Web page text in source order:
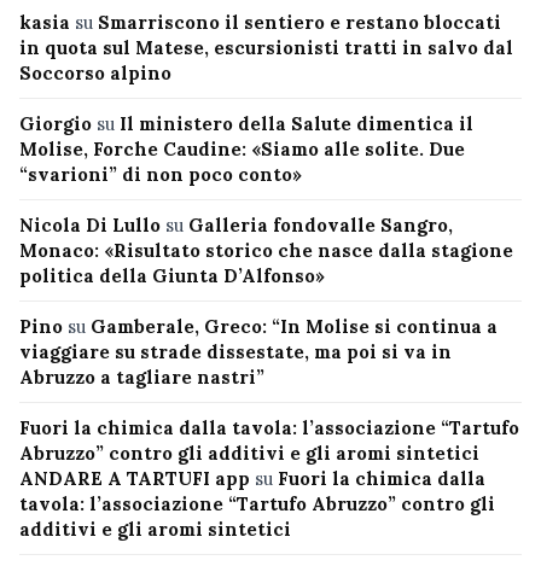
kasia su Smarriscono il sentiero e restano bloccati
in quota sul Matese, escursionisti tratti in salvo dal
Soccorso alpino
Giorgio su Il ministero della Salute dimentica il
Molise, Forche Caudine: «Siamo alle solite. Due
“svarioni” di non poco conto»
Nicola Di Lullo su Galleria fondovalle Sangro,
Monaco: «Risultato storico che nasce dalla stagione
politica della Giunta D’Alfonso»
Pino su Gamberale, Greco: “In Molise si continua a
viaggiare su strade dissestate, ma poi si va in
Abruzzo a tagliare nastri”
Fuori la chimica dalla tavola: l’associazione “Tartufo
Abruzzo” contro gli additivi e gli aromi sintetici
ANDARE A TARTUFI app su Fuori la chimica dalla
tavola: l’associazione “Tartufo Abruzzo” contro gli
additivi e gli aromi sintetici